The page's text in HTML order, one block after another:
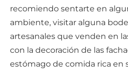
recomiendo sentarte en
ambiente, visitar alguna
artesanales que venden en
con la decoración de las
estómago de comida rica en